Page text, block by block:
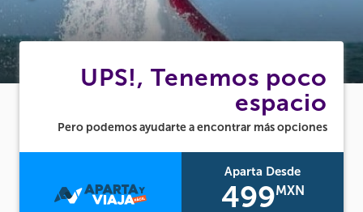
UPS!, Tenemos poco
espacio
Pero podemos ayudarte a encontrar más opciones
Aparta Desde
499MXN